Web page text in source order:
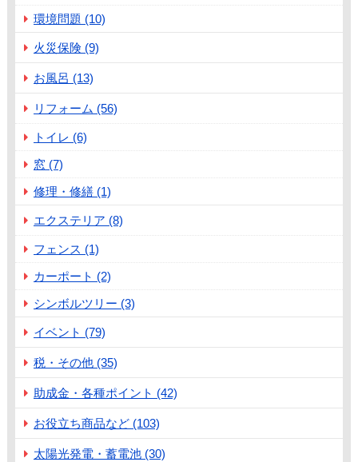
環境問題 (10)
火災保険 (9)
お風呂 (13)
リフォーム (56)
トイレ (6)
窓 (7)
修理・修繕 (1)
エクステリア (8)
フェンス (1)
カーポート (2)
シンボルツリー (3)
イベント (79)
税・その他 (35)
助成金・各種ポイント (42)
お役立ち商品など (103)
太陽光発電・蓄電池 (30)